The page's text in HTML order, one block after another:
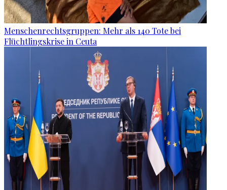
Menschenrechtsgruppen: Mehr als 140 Tote bei
Flüchtlingskrise in Ceuta